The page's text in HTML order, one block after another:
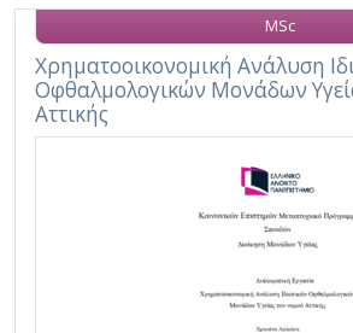
Χρηματοοικονομική Ανάλυση
Οφθαλμολογικών Μονάδων
Αττικής
MSc